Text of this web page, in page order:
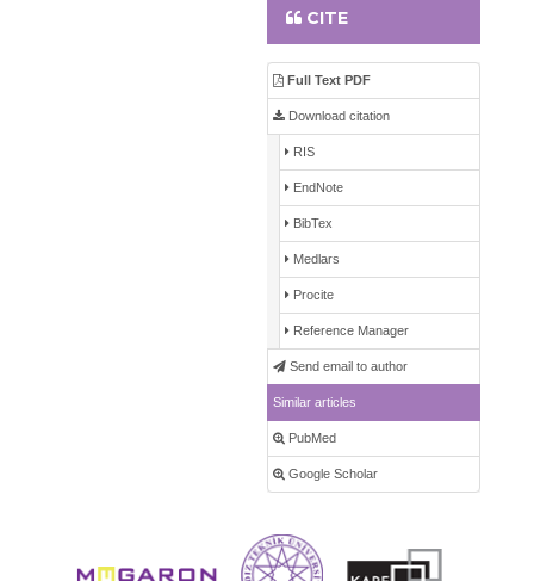
CITE
Full Text PDF
Download citation
RIS
EndNote
BibTex
Medlars
Procite
Reference Manager
Send email to author
Similar articles
PubMed
Google Scholar